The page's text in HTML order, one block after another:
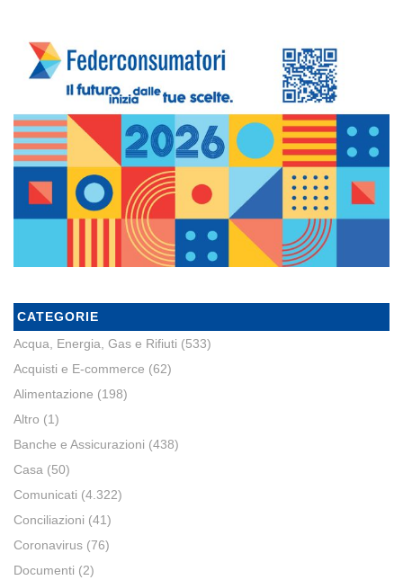
CATEGORIE
Acqua, Energia, Gas e Rifiuti (533)
Acquisti e E-commerce (62)
Alimentazione (198)
Altro (1)
Banche e Assicurazioni (438)
Casa (50)
Comunicati (4.322)
Conciliazioni (41)
Coronavirus (76)
Documenti (2)